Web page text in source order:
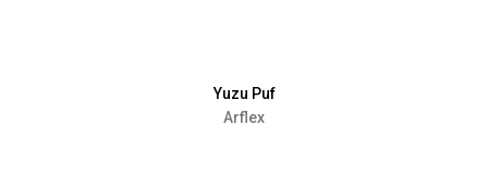
Yuzu Puf
Arflex